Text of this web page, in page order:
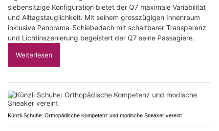
siebensitzige Konfiguration bietet der Q7 maximale Variabilität
und Alltagstauglichkeit. Mit seinem grosszügigen Innenraum
inklusive Panorama-Schiebedach mit schaltbarer Transparenz
und Lichtinszenierung begeistert der Q7 seine Passagiere.
Weiterlesen
Künzli Schuhe: Orthopädische Kompetenz und modische Sneaker vereint